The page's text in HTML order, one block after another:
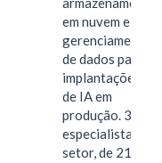
em nuvem e
gerenciamento
de dados para
implantações
de IA em
produção. 38
especialistas do
setor, de 21